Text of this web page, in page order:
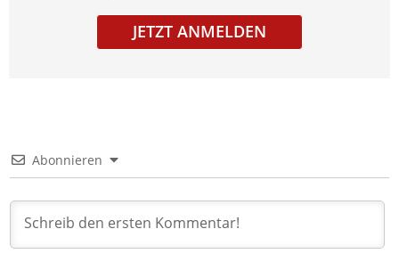
JETZT ANMELDEN
Abonnieren